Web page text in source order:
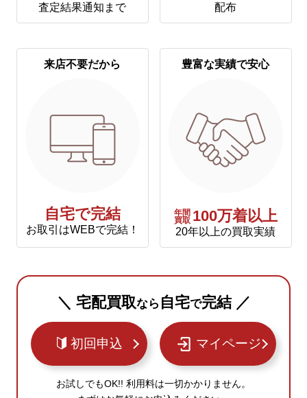
査定結果通知まで
配布
来店不要だから
自宅で完結
お取引はWEBで完結！
豊富な実績で安心
年間
買取 100万着以上
20年以上の買取実績
＼ 宅配買取なら 自宅で完結 ／
初回申込 マイページ
お試しでもOK!! 利用料は一切かかりません。